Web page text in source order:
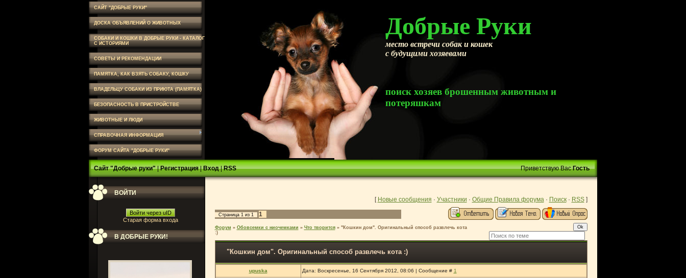
САЙТ "ДОБРЫЕ РУКИ"
ДОСКА ОБЪЯВЛЕНИЙ О ЖИВОТНЫХ
СОБАКИ И КОШКИ В ДОБРЫЕ РУКИ - КАТАЛОГ
С ИСТОРИЯМИ
СОВЕТЫ И РЕКОМЕНДАЦИИ
ПАМЯТКА, КАК ВЗЯТЬ СОБАКУ, КОШКУ
ВЛАДЕЛЬЦУ СОБАКИ ИЗ ПРИЮТА (ПАМЯТКА)
БЕЗОПАСНОСТЬ В ПРИСТРОЙСТВЕ
ЖИВОТНЫЕ И ЛЮДИ
СПРАВОЧНАЯ ИНФОРМАЦИЯ
ФОРУМ САЙТА "ДОБРЫЕ РУКИ"
Добрые Руки
место встречи собак и кошек
с будущими хозяевами
поиск хозяев брошенным животным и
потеряшкам
Сайт "Добрые руки"|Регистрация|Вход|RSS Приветствую Вас Гость
ВОЙТИ
Войти через uID
Старая форма входа
В ДОБРЫЕ РУКИ!
[ Новые сообщения · Участники · Общие Правила форума· Поиск· RSS]
Страница 1из 1 1
Форум » Обовсемки с ниочемками » Что творится » "Кошкин дом". Оригинальный способ развлечь кота
:)
"Кошкин дом". Оригинальный способ развлечь кота :)
upuska Дата: Воскресенье, 16 Сентября 2012, 08:06 | Сообщение # 1